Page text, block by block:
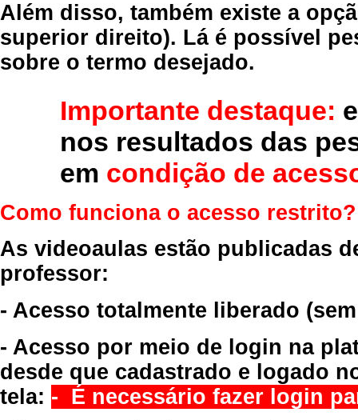
Além disso, também existe a
superior direito). Lá é possível
sobre o termo desejado.
Importante destaque:
nos resultados das
em condição de
Como funciona o acesso restrito?
As videoaulas estão publicadas
professor:
- Acesso totalmente liberado
- Acesso por meio de login na
desde que cadastrado e logado
tela: - É necessário fazer login